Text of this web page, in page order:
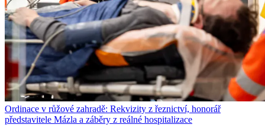
Ordinace v růžové zahradě: Rekvizity z řeznictví, honorář
představitele Mázla a záběry z reálné hospitalizace